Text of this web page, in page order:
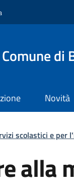
Comune di
Novità
di
scolastici e per
alla